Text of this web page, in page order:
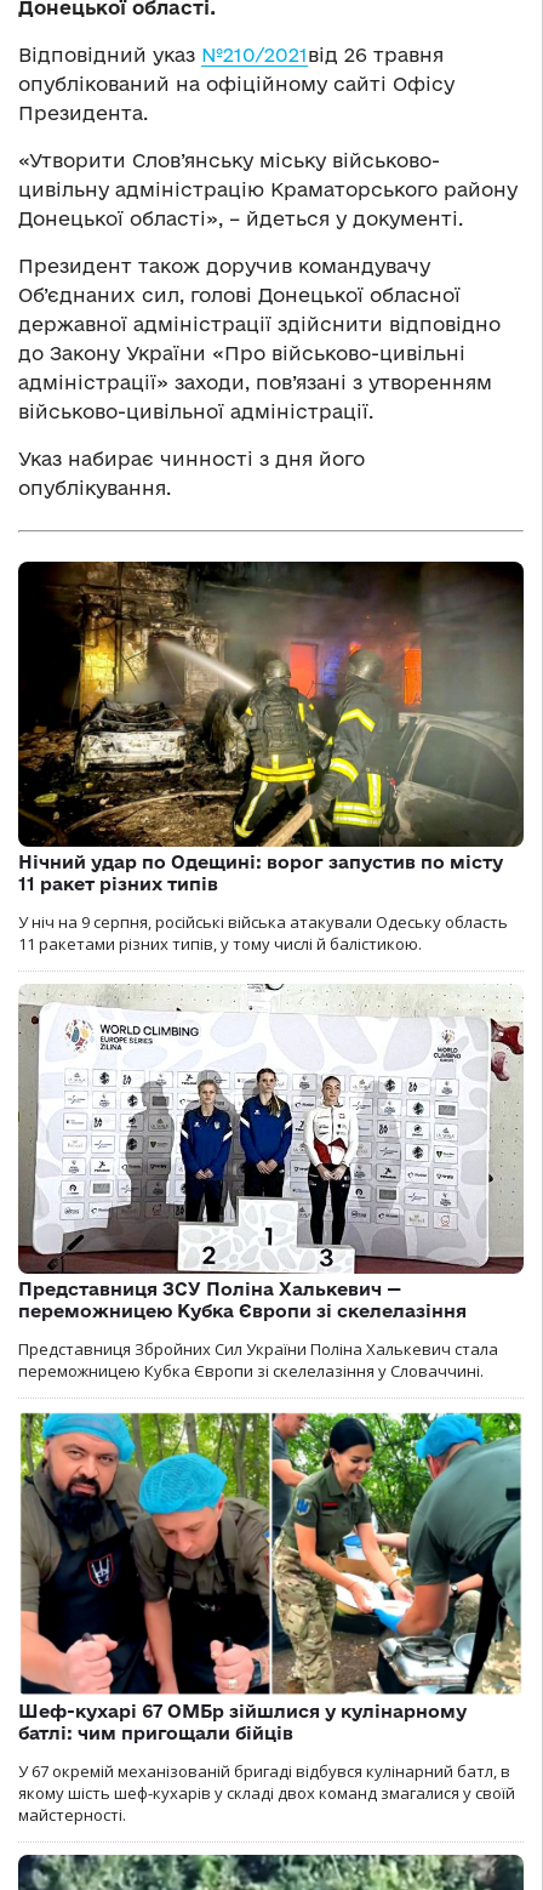
Донецької області.
Відповідний указ №210/2021від 26 травня
опублікований на офіційному сайті Офісу
Президента.
«Утворити Слов’янську міську військово-
цивільну адміністрацію Краматорського району
Донецької області», – йдеться у документі.
Президент також доручив командувачу
Об’єднаних сил, голові Донецької обласної
державної адміністрації здійснити відповідно
до Закону України «Про військово-цивільні
адміністрації» заходи, пов’язані з утворенням
військово-цивільної адміністрації.
Указ набирає чинності з дня його
опублікування.
Нічний удар по Одещині: ворог запустив по місту
11 ракет різних типів
У ніч на 9 серпня, російські війська атакували Одеську область
11 ракетами різних типів, у тому числі й балістикою.
Представниця ЗСУ Поліна Халькевич —
переможницею Кубка Європи зі скелелазіння
Представниця Збройних Сил України Поліна Халькевич стала
переможницею Кубка Європи зі скелелазіння у Словаччині.
Шеф-кухарі 67 ОМБр зійшлися у кулінарному
батлі: чим пригощали бійців
У 67 окремій механізованій бригаді відбувся кулінарний батл, в
якому шість шеф-кухарів у складі двох команд змагалися у своїй
майстерності.